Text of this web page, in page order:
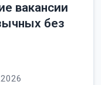
вакансии
без